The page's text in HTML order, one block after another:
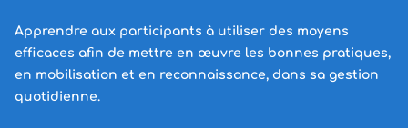
Apprendre aux participants à utiliser des moyens
efficaces afin de mettre en œuvre les bonnes pratiques,
en mobilisation et en reconnaissance, dans sa gestion
quotidienne.